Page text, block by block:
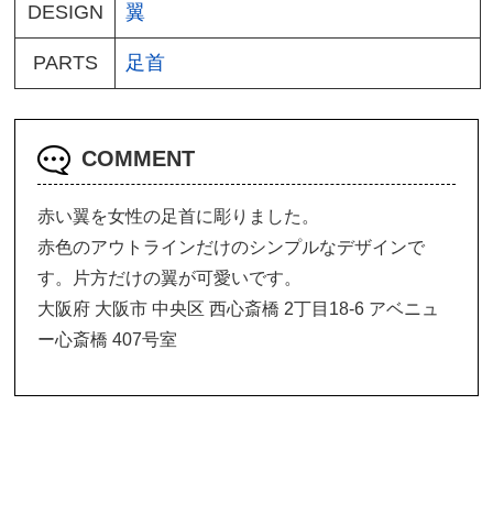
DESIGN 翼
PARTS 足首
COMMENT
赤い翼を女性の足首に彫りました。
赤色のアウトラインだけのシンプルなデザインで
す。片方だけの翼が可愛いです。
大阪府 大阪市 中央区 西心斎橋 2丁目18-6 アベニュ
ー心斎橋 407号室